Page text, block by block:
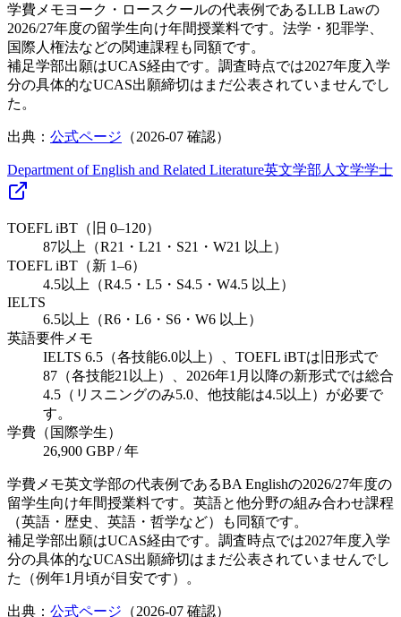
学費メモヨーク・ロースクールの代表例であるLLB Lawの
2026/27年度の留学生向け年間授業料です。法学・犯罪学、
国際人権法などの関連課程も同額です。
補足学部出願はUCAS経由です。調査時点では2027年度入学
分の具体的なUCAS出願締切はまだ公表されていませんでし
た。
出典： 公式ページ （2026-07 確認）
Department of English and Related Literature英文学部 人文学学士
TOEFL iBT（旧 0–120）
87以上（R21・L21・S21・W21 以上）
TOEFL iBT（新 1–6）
4.5以上（R4.5・L5・S4.5・W4.5 以上）
IELTS
6.5以上（R6・L6・S6・W6 以上）
英語要件メモ
IELTS 6.5（各技能6.0以上）、TOEFL iBTは旧形式で
87（各技能21以上）、2026年1月以降の新形式では総合
4.5（リスニングのみ5.0、他技能は4.5以上）が必要で
す。
学費（国際学生）
26,900 GBP / 年
学費メモ英文学部の代表例であるBA Englishの2026/27年度の
留学生向け年間授業料です。英語と他分野の組み合わせ課程
（英語・歴史、英語・哲学など）も同額です。
補足学部出願はUCAS経由です。調査時点では2027年度入学
分の具体的なUCAS出願締切はまだ公表されていませんでし
た（例年1月頃が目安です）。
出典： 公式ページ （2026-07 確認）